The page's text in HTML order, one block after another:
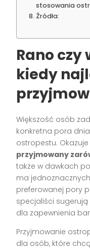
stosowania
Źródła:
Rano czy
kiedy
Większość osób
konkretna pora
ostropestu. Okazuje
przyjmowany
także w dawkach
ma
preferowanej pory
specjaliści
dla zapewnienia
Przyjmowanie
dla osób, które